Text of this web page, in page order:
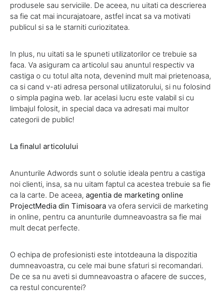
produsele sau serviciile. De aceea, nu uitati ca descrierea
sa fie cat mai incurajatoare, astfel incat sa va motivati
publicul si sa le starniti curiozitatea.
In plus, nu uitati sa le spuneti utilizatorilor ce trebuie sa
faca. Va asiguram ca articolul sau anuntul respectiv va
castiga o cu totul alta nota, devenind mult mai prietenoasa,
ca si cand v-ati adresa personal utilizatorului, si nu folosind
o simpla pagina web. Iar acelasi lucru este valabil si cu
limbajul folosit, in special daca va adresati mai multor
categorii de public!
La finalul articolului
Anunturile Adwords sunt o solutie ideala pentru a castiga
noi clienti, insa, sa nu uitam faptul ca acestea trebuie sa fie
ca la carte. De aceea, agentia de marketing online
ProjectMedia din Timisoara va ofera servicii de marketing
in online, pentru ca anunturile dumneavoastra sa fie mai
mult decat perfecte.
O echipa de profesionisti este intotdeauna la dispozitia
dumneavoastra, cu cele mai bune sfaturi si recomandari.
De ce sa nu aveti si dumneavoastra o afacere de succes,
ca restul concurentei?